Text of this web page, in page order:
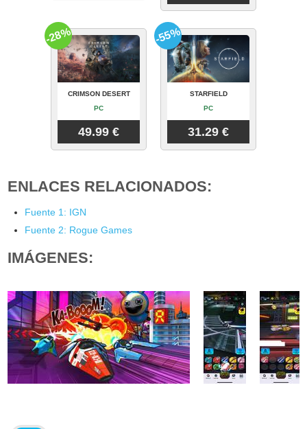
CRIMSON DESERT
PC
49.99 €
-28%
STARFIELD
PC
31.29 €
-55%
ENLACES RELACIONADOS:
Fuente 1: IGN
Fuente 2: Rogue Games
IMÁGENES: